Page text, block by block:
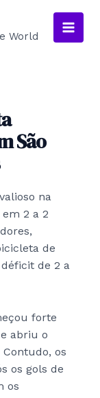
World
Main
São
na
2 a 2
de
de 2 a
forte
abriu o
os
os gols de
os